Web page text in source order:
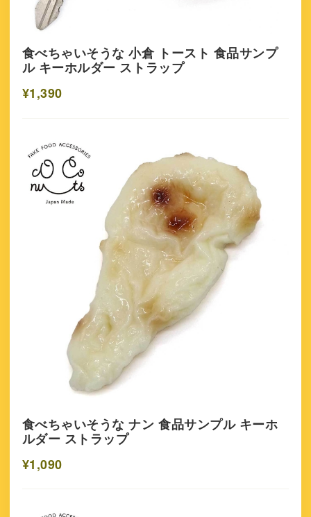
食べちゃいそうな 小倉 トースト 食品サンプ
ル キーホルダー ストラップ
¥1,390
食べちゃいそうな ナン 食品サンプル キーホ
ルダー ストラップ
¥1,090